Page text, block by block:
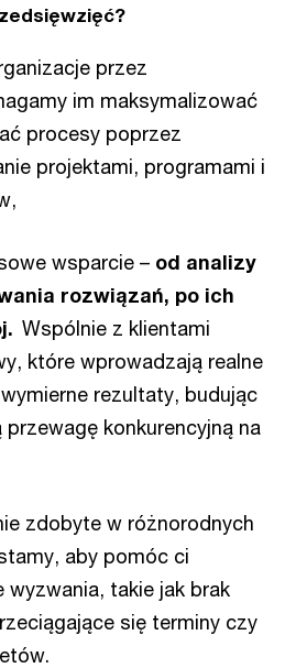
przez
im maksymalizować
procesy poprzez
projektami, programami i
wsparcie – od analizy
rozwiązań, po ich
Wspólnie z klientami
które wprowadzają realne
rezultaty, budując
przewagę konkurencyjną na
zdobyte w różnorodnych
aby pomóc ci
takie jak brak
się terminy czy